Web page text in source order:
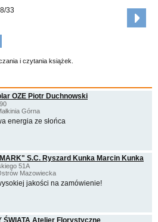
33
i czytania książek.
OZE Piotr Duchnowski
Górna
energia ze słońca
S.C. Ryszard Kunka Marcin Kunka
51A
Mazowiecka
jakości na zamówienie!
ŚWIATA Atelier Florystyczne